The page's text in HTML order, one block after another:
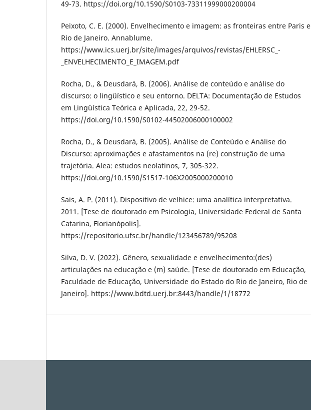
49-73. https://doi.org/10.1590/S0103-73311999000200004
Peixoto, C. E. (2000). Envelhecimento e imagem: as fronteiras entre Paris e
Rio de Janeiro. Annablume.
https://www.ics.uerj.br/site/images/arquivos/revistas/EHLERSC_-
_ENVELHECIMENTO_E_IMAGEM.pdf
Rocha, D., & Deusdará, B. (2006). Análise de conteúdo e análise do
discurso: o lingüístico e seu entorno. DELTA: Documentação de Estudos
em Lingüística Teórica e Aplicada, 22, 29-52.
https://doi.org/10.1590/S0102-44502006000100002
Rocha, D., & Deusdará, B. (2005). Análise de Conteúdo e Análise do
Discurso: aproximações e afastamentos na (re) construção de uma
trajetória. Alea: estudos neolatinos, 7, 305-322.
https://doi.org/10.1590/S1517-106X2005000200010
Sais, A. P. (2011). Dispositivo de velhice: uma analítica interpretativa.
2011. [Tese de doutorado em Psicologia, Universidade Federal de Santa
Catarina, Florianópolis].
https://repositorio.ufsc.br/handle/123456789/95208
Silva, D. V. (2022). Gênero, sexualidade e envelhecimento:(des)
articulações na educação e (m) saúde. [Tese de doutorado em Educação,
Faculdade de Educação, Universidade do Estado do Rio de Janeiro, Rio de
Janeiro]. https://www.bdtd.uerj.br:8443/handle/1/18772